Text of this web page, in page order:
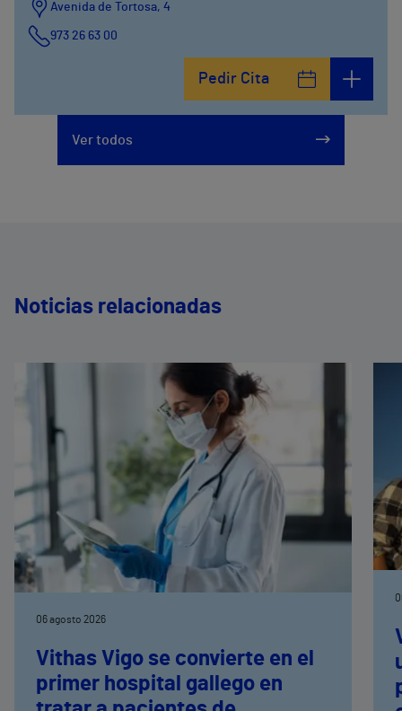
Avenida de Tortosa, 4
973 26 63 00
Pedir Cita
Ver todos
Noticias relacionadas
06 agosto 2026
Vithas Vigo se convierte en el
primer hospital gallego en